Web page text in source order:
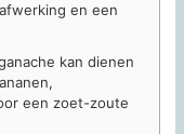
en een
kan dienen
een zoet-zoute